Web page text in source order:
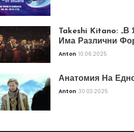
Takeshi Kitano:
Има Различни
Anton 10.06.2025
Анатомия На
Anton 30.03.2025